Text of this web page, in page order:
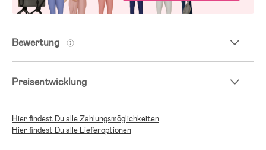
Bewertung
Preisentwicklung
Hier findest Du alle Zahlungsmöglichkeiten
Hier findest Du alle Lieferoptionen